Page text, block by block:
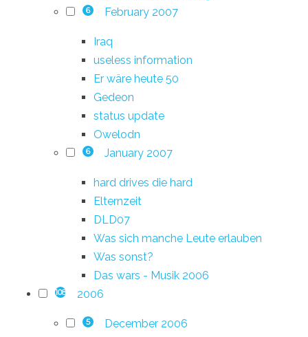
6 February 2007
Iraq
useless information
Er wäre heute 50
Gedeon
status update
Owelodn
6 January 2007
hard drives die hard
Elternzeit
DLD07
Was sich manche Leute erlauben
Was sonst?
Das wars - Musik 2006
108 2006
5 December 2006